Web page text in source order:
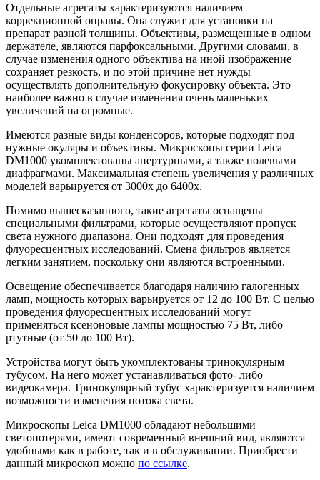
Отдельные агрегаты характеризуются наличием
коррекционной оправы. Она служит для установки на
препарат разной толщины. Объективы, размещенные в одном
держателе, являются парфоксальными. Другими словами, в
случае изменения одного объектива на иной изображение
сохраняет резкость, и по этой причине нет нужды
осуществлять дополнительную фокусировку объекта. Это
наиболее важно в случае изменения очень маленьких
увеличений на огромные.
Имеются разные виды конденсоров, которые подходят под
нужные окуляры и объективы. Микроскопы серии Leica
DM1000 укомплектованы апертурными, а также полевыми
диафрагмами. Максимальная степень увеличения у различных
моделей варьируется от 3000х до 6400х.
Помимо вышесказанного, такие агрегаты оснащены
специальными фильтрами, которые осуществляют пропуск
света нужного диапазона. Они подходят для проведения
флуоресцентных исследований. Смена фильтров является
легким занятием, поскольку они являются встроенными.
Освещение обеспечивается благодаря наличию галогенных
ламп, мощность которых варьируется от 12 до 100 Вт. С целью
проведения флуоресцентных исследований могут
применяться ксеноновые лампы мощностью 75 Вт, либо
ртутные (от 50 до 100 Вт).
Устройства могут быть укомплектованы тринокулярным
тубусом. На него может устанавливаться фото- либо
видеокамера. Тринокулярный тубус характеризуется наличием
возможности изменения потока света.
Микроскопы Leica DM1000 обладают небольшими
светопотерями, имеют современный внешний вид, являются
удобными как в работе, так и в обслуживании. Приобрести
данный микроскоп можно по ссылке.